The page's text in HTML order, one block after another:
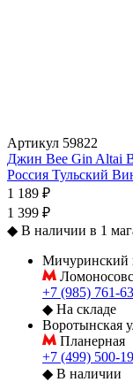
Артикул 59822
Джин Bee Gin Altai
Россия Тульский
1 189 ₽
1 399 ₽
◆ В наличии в 1
Мичуринский
+7 (985) 761-
◆ На складе
Воротынская
Планерная
+7 (499) 500-
◆ В наличии